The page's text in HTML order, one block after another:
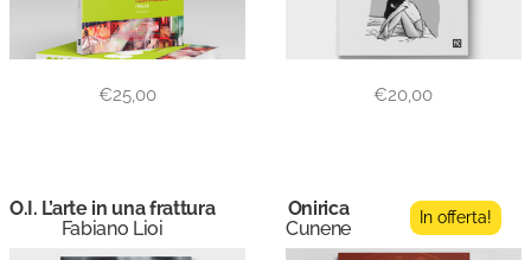
€25,00 €20,00
O.I. L’arte in una frattura
Fabiano Lioi
Onirica
Cunene
In offerta!